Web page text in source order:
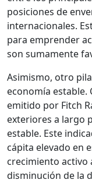
posiciones de
internacionales.
para emprender
son sumamente
Asimismo, otro
economía
emitido por Fitch
exteriores a largo
estable. Este
cápita elevado en
crecimiento activo
disminución de la